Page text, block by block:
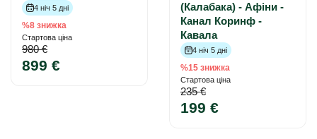
4 ніч 5 дні
%8 знижка
Стартова ціна
980 €
899 €
(Калабака) - Афіни -
Канал Коринф -
Кавала
4 ніч 5 дні
%15 знижка
Стартова ціна
235 €
199 €